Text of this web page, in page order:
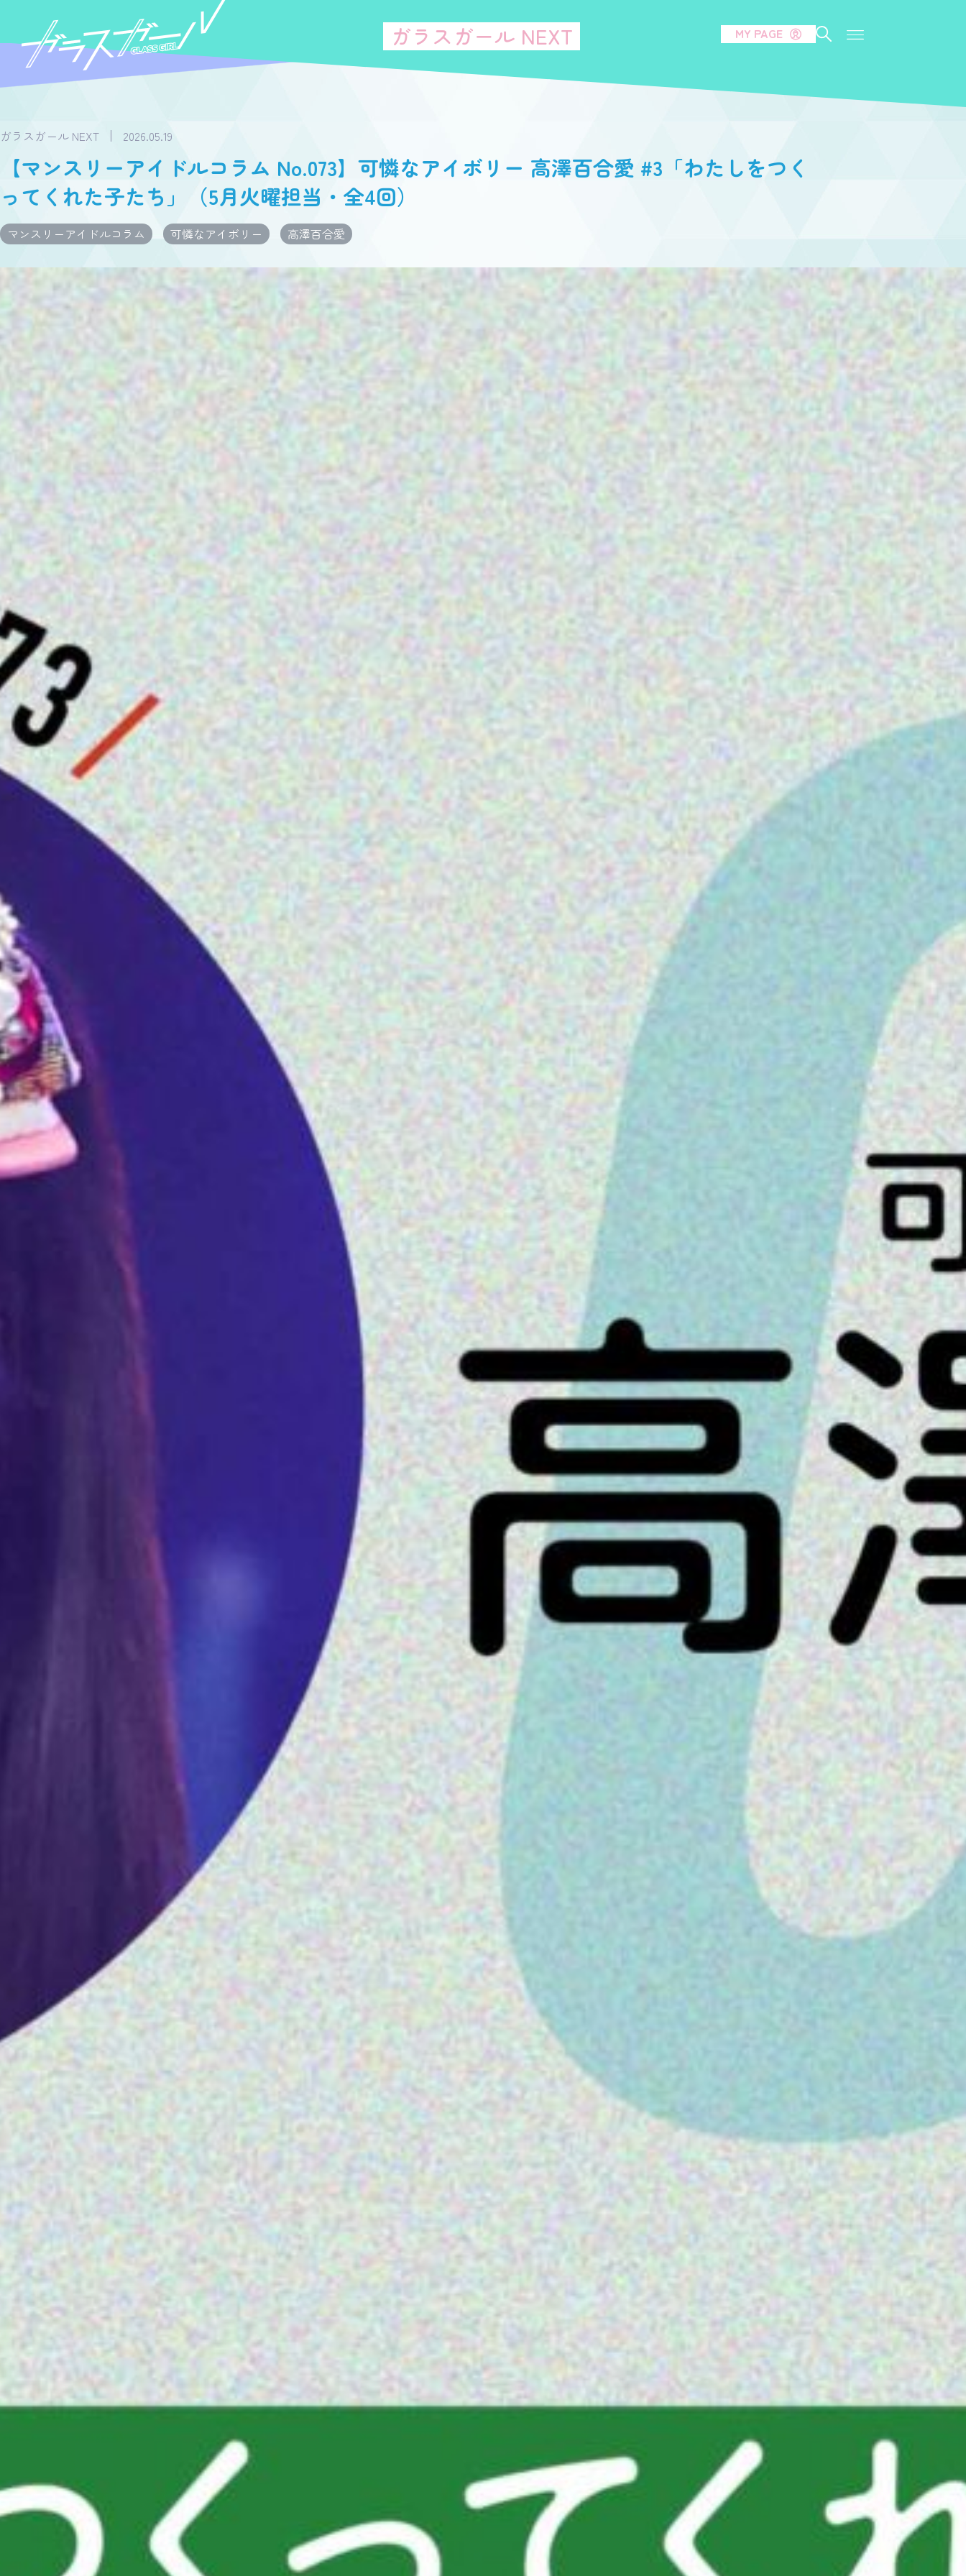
ガラスガール NEXT MY PAGE
ガラスガール NEXT 2026.05.19
【マンスリーアイドルコラム No.073】可憐なアイボリー 高澤百合愛 #3「わたしをつく
ってくれた子たち」（5月火曜担当・全4回）
マンスリーアイドルコラム 可憐なアイボリー 高澤百合愛